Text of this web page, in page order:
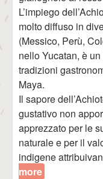
L’impiego
molto diffuso in
(Messico, Perù,
nello Yucatan, è
tradizioni
Maya.
Il sapore
gustativo non
apprezzato per le
naturale e per il
indigene
more